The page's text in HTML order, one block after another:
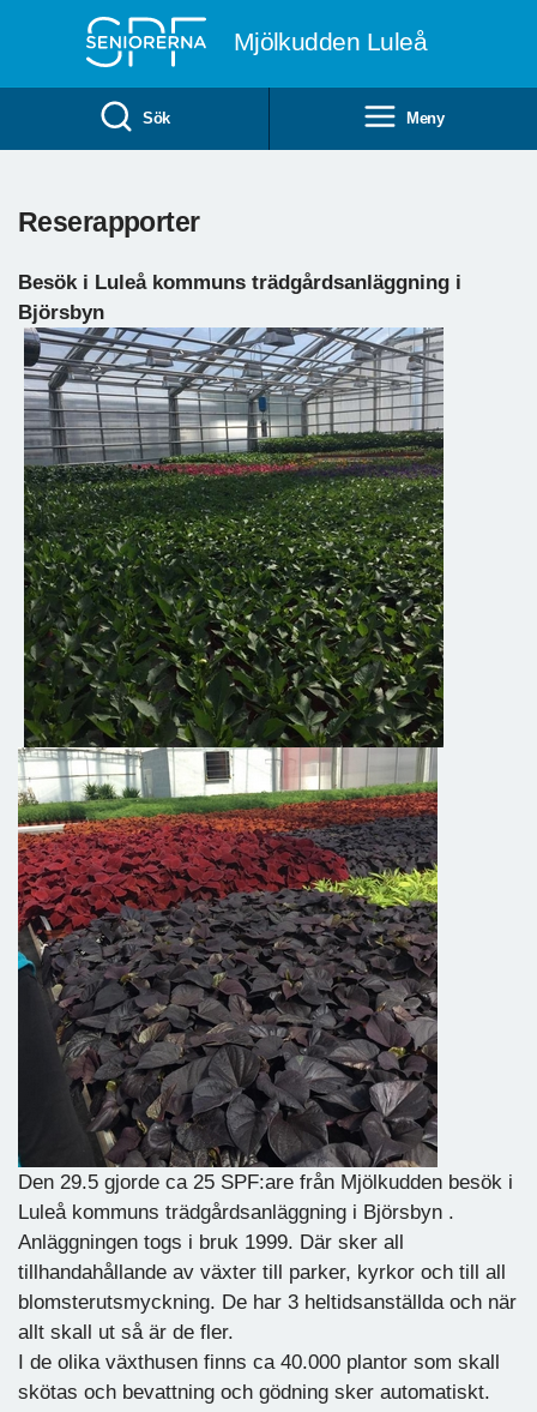
Mjölkudden Luleå
Sök Meny
Reserapporter
Besök i Luleå kommuns trädgårdsanläggning i
Björsbyn
Den 29.5 gjorde ca 25 SPF:are från Mjölkudden besök i
Luleå kommuns trädgårdsanläggning i Björsbyn .
Anläggningen togs i bruk 1999. Där sker all
tillhandahållande av växter till parker, kyrkor och till all
blomsterutsmyckning. De har 3 heltidsanställda och när
allt skall ut så är de fler.
I de olika växthusen finns ca 40.000 plantor som skall
skötas och bevattning och gödning sker automatiskt.